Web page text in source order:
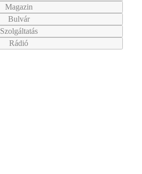
Magazin
Bulvár
Szolgáltatás
Rádió